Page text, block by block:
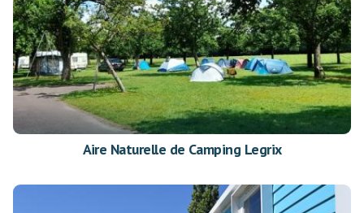
Aire Naturelle de Camping Legrix